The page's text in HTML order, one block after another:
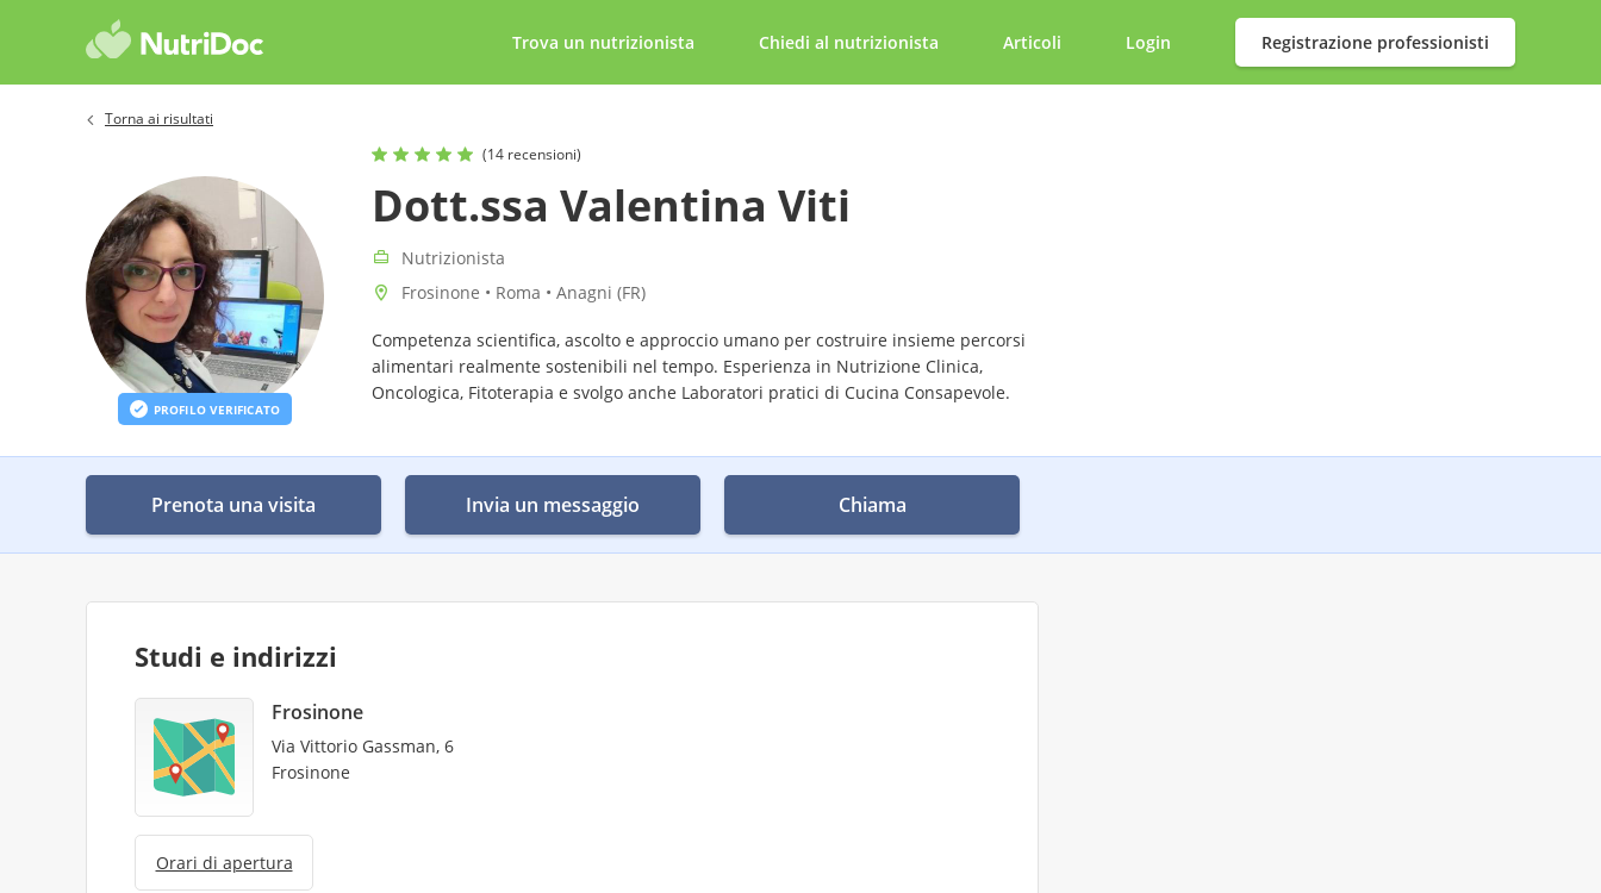
Trova un nutrizionista Chiedi al nutrizionista Articoli Login Registrazione professionisti
Torna ai risultati
PROFILO VERIFICATO
(14 recensioni)
Dott.ssa Valentina Viti
Nutrizionista
Frosinone • Roma • Anagni (FR)
Competenza scientifica, ascolto e approccio umano per costruire insieme percorsi
alimentari realmente sostenibili nel tempo. Esperienza in Nutrizione Clinica,
Oncologica, Fitoterapia e svolgo anche Laboratori pratici di Cucina Consapevole.
Prenota una visita Invia un messaggio Chiama
Studi e indirizzi
Frosinone
Via Vittorio Gassman, 6
Frosinone
Orari di apertura